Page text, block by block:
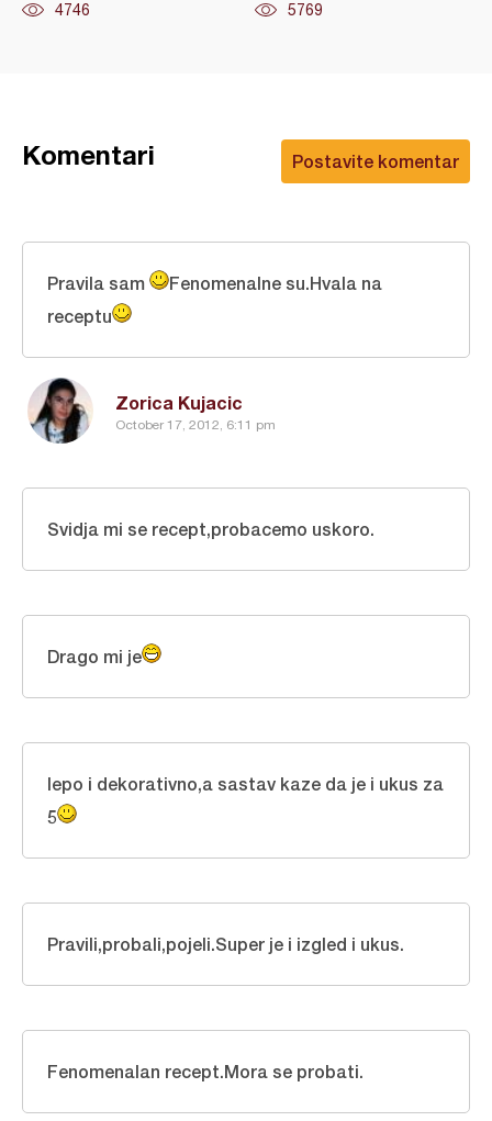
4746 5769
Postavite komentar
Komentari
Zorica Kujacic
October 17, 2012, 6:11 pm
Pravila sam
Fenomenalne su.Hvala na
receptu
Svidja mi se recept,probacemo uskoro.
Drago mi je
lepo i dekorativno,a sastav kaze da je i ukus za
5
Pravili,probali,pojeli.Super je i izgled i ukus.
Fenomenalan recept.Mora se probati.